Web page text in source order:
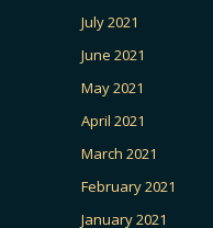
July 2021
June 2021
May 2021
April 2021
March 2021
February 2021
January 2021